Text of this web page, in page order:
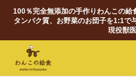
100％完全無添加の手作りわんこの
タンパク質、お野菜のお団子を1:1で
現役獣